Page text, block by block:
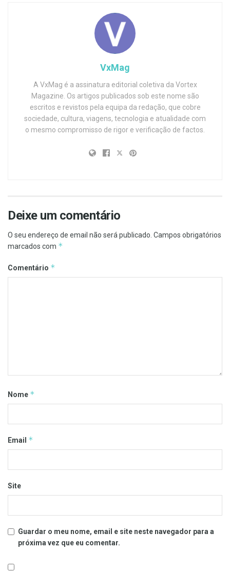
VxMag
A VxMag é a assinatura editorial coletiva da Vortex
Magazine. Os artigos publicados sob este nome são
escritos e revistos pela equipa da redação, que cobre
sociedade, cultura, viagens, tecnologia e atualidade com
o mesmo compromisso de rigor e verificação de factos.
Deixe um comentário
O seu endereço de email não será publicado. Campos obrigatórios
marcados com *
Comentário *
Nome *
Email *
Site
Guardar o meu nome, email e site neste navegador para a
próxima vez que eu comentar.